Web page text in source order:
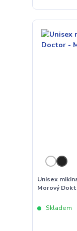
Unisex
Morový
Skladem